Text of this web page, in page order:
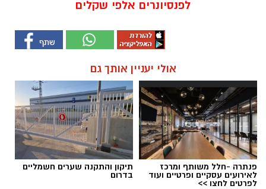
לפנסיונרים אלפי שקלים
אולי יעניין אותך גם
פנתרה -חלל משותף ומרכז
לאירועים עסקיים ופרטיים ועוד
לפרטים לחצו >>
תיקון והתקנה שערים חשמליים
בדרום